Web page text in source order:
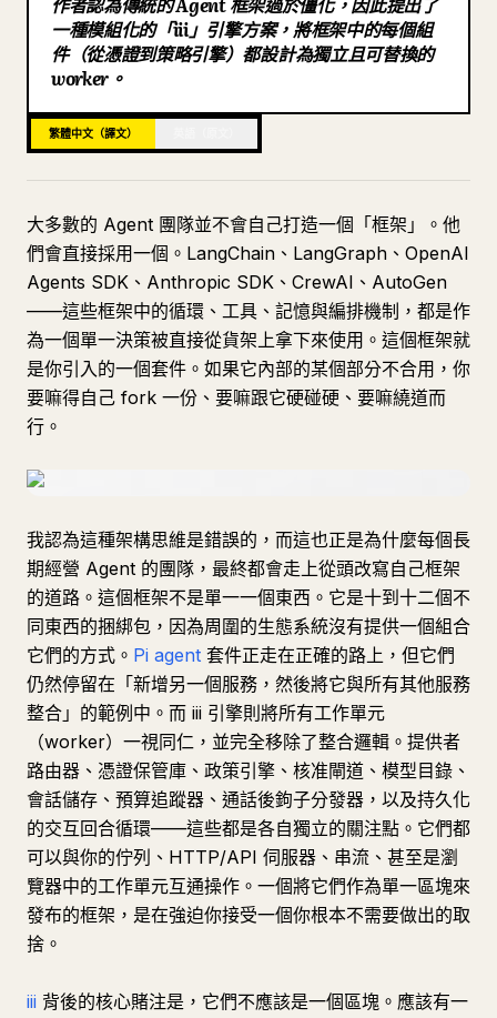
部落格
更新
一種模組化的「iii」引擎方案，將框架中的每個組
件（從憑證到策略引擎）都設計為獨立且可替換的
worker。
繁體中文（譯文）
大多數的 Agent 團隊並不會自己打造一個「框架」。他
們會直接採用一個。LangChain、LangGraph、OpenAI
Agents SDK、Anthropic SDK、CrewAI、AutoGen
——這些框架中的循環、工具、記憶與編排機制，都是作
為一個單一決策被直接從貨架上拿下來使用。這個框架就
是你引入的一個套件。如果它內部的某個部分不合用，你
要嘛得自己 fork 一份、要嘛跟它硬碰硬、要嘛繞道而
行。
我認為這種架構思維是錯誤的，而這也正是為什麼每個長
期經營 Agent 的團隊，最終都會走上從頭改寫自己框架
的道路。這個框架不是單一一個東西。它是十到十二個不
同東西的捆綁包，因為周圍的生態系統沒有提供一個組合
它們的方式。 Pi agent 套件正走在正確的路上，但它們
仍然停留在「新增另一個服務，然後將它與所有其他服務
整合」的範例中。而 iii 引擎則將所有工作單元
（worker）一視同仁，並完全移除了整合邏輯。提供者
路由器、憑證保管庫、政策引擎、核准閘道、模型目錄、
會話儲存、預算追蹤器、通話後鉤子分發器，以及持久化
的交互回合循環——這些都是各自獨立的關注點。它們都
可以與你的佇列、HTTP/API 伺服器、串流、甚至是瀏
覽器中的工作單元互通操作。一個將它們作為單一區塊來
發布的框架，是在強迫你接受一個你根本不需要做出的取
捨。
iii 背後的核心賭注是，它們不應該是一個區塊。應該有一